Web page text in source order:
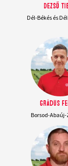
Dezső
Dél-Békés és
Grádus
Borsod-